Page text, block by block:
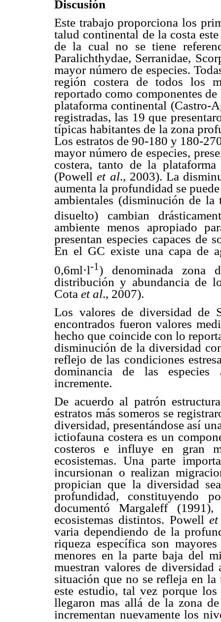
Discusión
Este trabajo proporciona los
talud continental de la costa
de la cual no se tiene
Paralichthydae, Serranidae,
mayor número de especies.
región costera de todos los
reportado como componentes
plataforma continental (Castro-
registradas, las 19 que
típicas habitantes de la zona
Los estratos de 90-180 y 180-
mayor número de especies,
costera, tanto de la
(Powellet al., 2003). La
aumenta la profundidad se
ambientales (disminución de
disuelto) cambian
ambiente menos apropiado
presentan especies capaces de
En el GC existe una capa de
0,6ml·l-1) denominada zona
distribución y abundancia de
Cota et al., 2007).
Los valores de diversidad de
encontrados fueron valores
hecho que coincide con lo
disminución de la diversidad
reflejo de las condiciones
dominancia de las especies
incremente.
De acuerdo al patrón
estratos más someros se
diversidad, presentándose así
ictiofauna costera es un
costeros e influye en gran
ecosistemas. Una parte
incursionan o realizan
propician que la diversidad
profundidad,
documentó Margaleff
ecosistemas distintos. Powell
varia dependiendo de la
riqueza específica son
menores en la parte baja del
muestran valores de
situación que no se refleja en
este estudio, tal vez porque
llegaron mas allá de la zona
incrementan nuevamente los